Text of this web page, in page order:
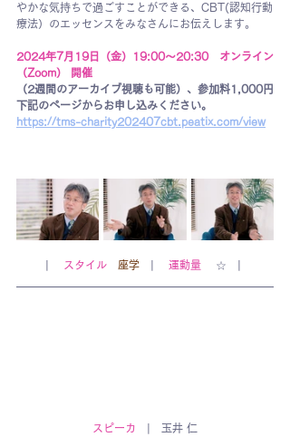
やかな気持ちで過ごすことができる、CBT(認知行動
療法）のエッセンスをみなさんにお伝えします。
2024年7月19日（金）19:00～20:30　オンライン
（Zoom） 開催
（2週間のアーカイブ視聴も可能）、参加料1,000円
下記のページからお申し込みください。
https://tms-charity202407cbt.peatix.com/view
スタイル 座学 運動量 ☆　|
スピーカ |　玉井 仁